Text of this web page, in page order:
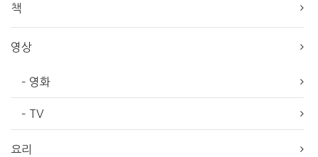
책
영상
– 영화
– TV
요리